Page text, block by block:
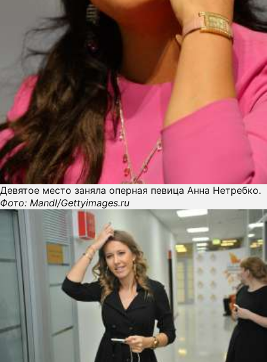
Девятое место заняла оперная певица Анна Нетребко.
Фото: Mandl/Gettyimages.ru